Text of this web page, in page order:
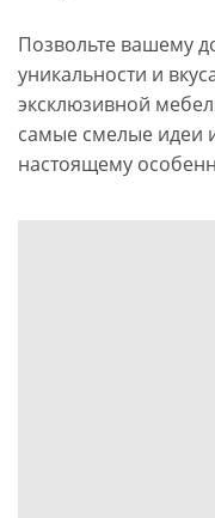
Позвольте вашему
уникальности и
эксклюзивной
самые смелые идеи
настоящему